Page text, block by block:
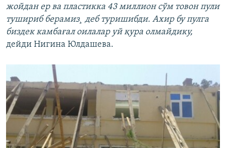
жойдан ер ва пластикка 43 миллион сўм товон пули
тушириб берамиз¸ деб туришибди. Ахир бу пулга
биздек камбағал оилалар уй қура олмайдику,
дейди Нигина Юлдашева.